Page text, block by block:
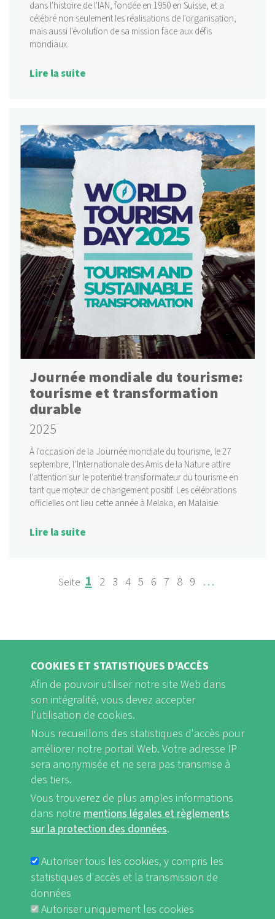
dans l'histoire de l'IAN, fondée en 1950 en Suisse, et a
célébré non seulement les réalisations de l'organisation,
mais aussi l'évolution de sa mission face aux défis
mondiaux.
Lire la suite
Journée mondiale du tourisme:
tourisme et transformation
durable
2025
À l'occasion de la Journée mondiale du tourisme, le 27
septembre, l’Internationale des Amis de la Nature attire
l'attention sur le potentiel transformateur du tourisme en
tant que moteur de changement positif. Les célébrations
officielles ont lieu cette année à Melaka, en Malaisie.
Lire la suite
PAGINATION Page
1 Page
2 Page
3 Page
4 Page
5 Page
6 Page
7 Page
8 Page
9 …
FB Youtube Instagram
FUSSBEREICHSMENÜ
Mentions légales et Règlements sur la protection des données
COOKIES ET STATISTIQUES D'ACCÈS
Afin de pouvoir utiliser notre site Web dans
son intégralité, vous devez accepter
l'utilisation de cookies.
Nous recueillons des statistiques d'accès pour
améliorer notre portail Web. Votre adresse IP
sera anonymisée et ne sera pas transmise à
des tiers.
Vous trouverez de plus amples informations
dans notre mentions légales et règlements
sur la protection des données.
Autoriser tous les cookies, y compris les
statistiques d'accès et la transmission de
données
Autoriser uniquement les cookies